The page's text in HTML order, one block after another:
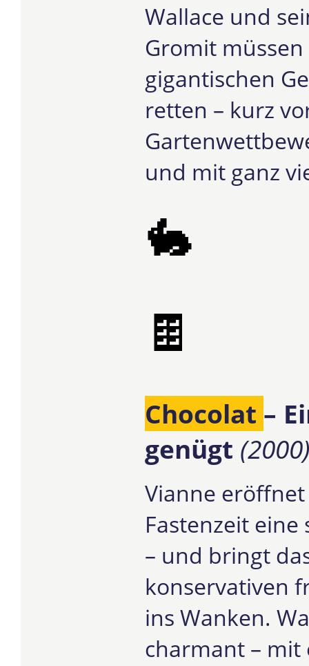
Wallace und
Gromit
gigantischen
retten – kurz
und mit ganz
🐇
🍫
Chocolat –
genügt
Vianne
Fastenzeit
– und bringt
konservativen
ins Wanken.
charmant – mit